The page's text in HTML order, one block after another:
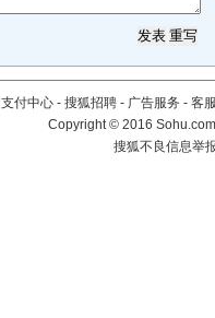
支付中心 - 搜狐招聘 - 广告服务 - 客
Copyright©2016
搜狐不良信息举